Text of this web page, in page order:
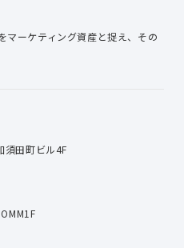
マーケティング資産と捉え、 その
須田町ビル4F